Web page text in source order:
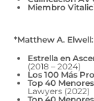
Miembro
*Matthew A. Elwell:
Estrella en
(2018 – 2024)
Los 100 Más
Top 40
Lawyers (2022)